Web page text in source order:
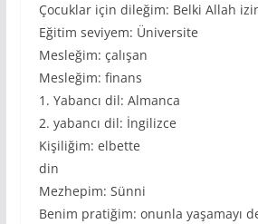
Çocuklar için dileğim: Belki Allah
Eğitim seviyem: Üniversite
Mesleğim: çalışan
Mesleğim: finans
1. Yabancı dil: Almanca
2. yabancı dil: İngilizce
Kişiliğim: elbette
din
Mezhepim: Sünni
Benim pratiğim: onunla yaşamayı